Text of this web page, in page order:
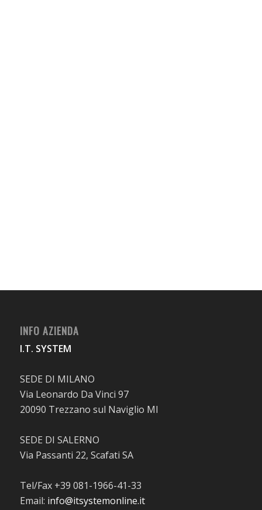
INFO AZIENDA
I.T. SYSTEM
SEDE DI MILANO
Via Leonardo Da Vinci 97
20090 Trezzano sul Naviglio MI
SEDE DI SALERNO
Via Passanti 22, Scafati SA
Tel/Fax +39 081-1966-41-33
Email: info@itsystemonline.it